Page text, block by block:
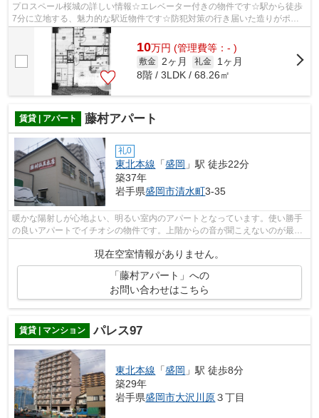
プロスペール桜城の詳しい情報☆エレベーター付きの物件です☆駅から徒歩
7分に立地する、魅力的な駅近物件です☆防犯対策の行き届いた造りがポイ
ント☆当社スタッフが地域の賃貸情報をご提...
10万円 (管理費等：- )
敷金 2ヶ月 礼金
1ヶ月
8階 / 3LDK / 68.26㎡
賃貸 | アパート 藤村アパート
礼0
東北本線 「盛岡 」駅 徒歩22分
築37年
岩手県盛岡市清水町3-35
暖かな陽射しが心地よい、明るい室内のアパートとなっています。使い勝手
の良いアパートでイチオシの物件です。上階からの音が聞こえないのが最上
階の最大のメリットです。まだ気にな...
現在空室情報がありません。
「藤村アパート」への
お問い合わせはこちら
賃貸 | マンション パレス97
東北本線 「盛岡 」駅 徒歩8分
築29年
岩手県盛岡市大沢川原３丁目